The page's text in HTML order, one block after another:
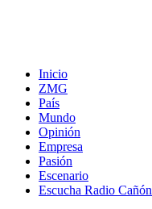
Inicio
ZMG
País
Mundo
Opinión
Empresa
Pasión
Escenario
Escucha Radio Cañón